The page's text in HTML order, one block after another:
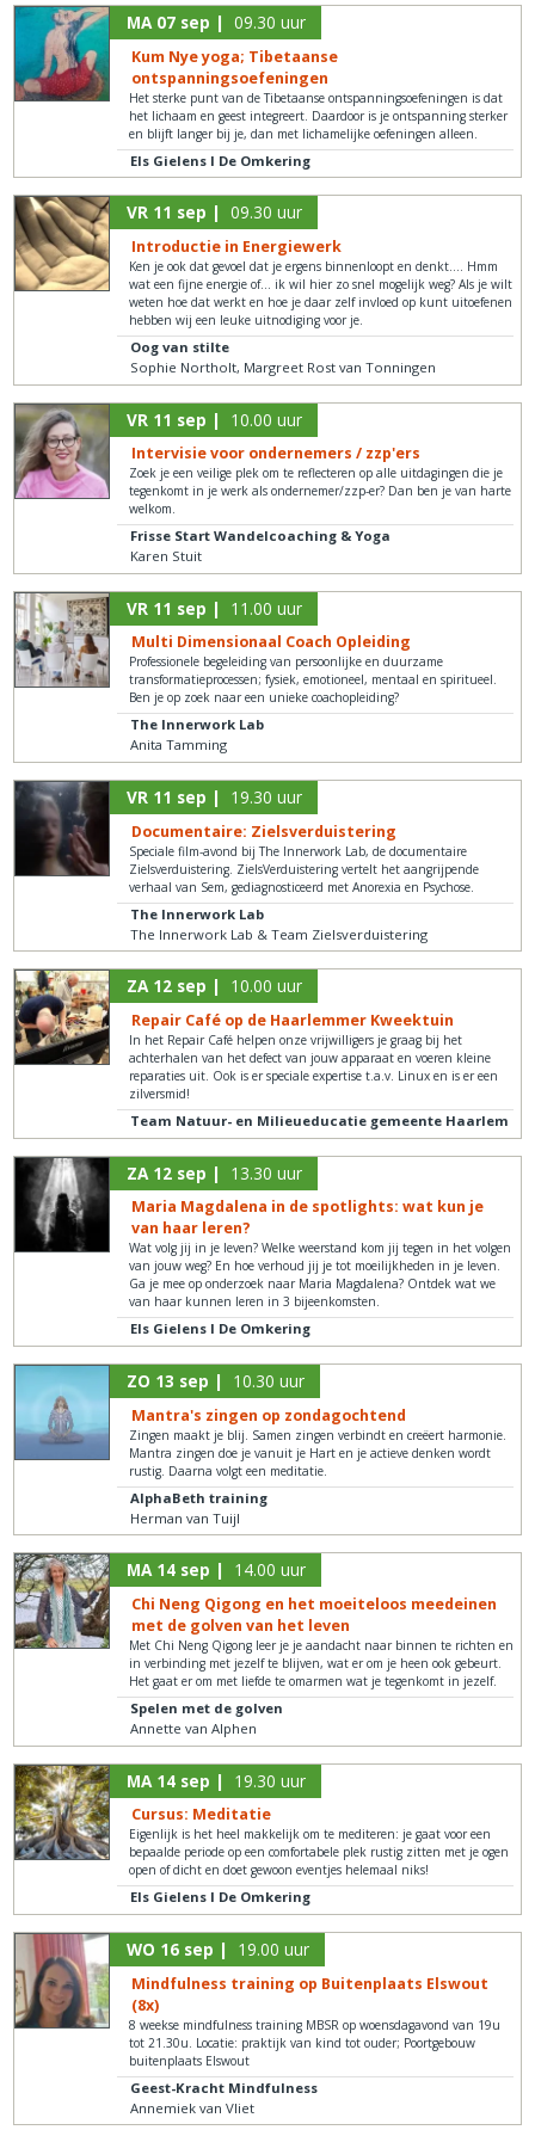
MA 07 sep | 09.30 uur
Kum Nye yoga; Tibetaanse
ontspanningsoefeningen
Het sterke punt van de Tibetaanse ontspanningsoefeningen is dat
het lichaam en geest integreert. Daardoor is je ontspanning sterker
en blijft langer bij je, dan met lichamelijke oefeningen alleen.
Els Gielens I De Omkering
VR 11 sep | 09.30 uur
Introductie in Energiewerk
Ken je ook dat gevoel dat je ergens binnenloopt en denkt…. Hmm
wat een fijne energie of… ik wil hier zo snel mogelijk weg? Als je wilt
weten hoe dat werkt en hoe je daar zelf invloed op kunt uitoefenen
hebben wij een leuke uitnodiging voor je.
Oog van stilte
Sophie Northolt, Margreet Rost van Tonningen
VR 11 sep | 10.00 uur
Intervisie voor ondernemers / zzp'ers
Zoek je een veilige plek om te reflecteren op alle uitdagingen die je
tegenkomt in je werk als ondernemer/zzp-er? Dan ben je van harte
welkom.
Frisse Start Wandelcoaching & Yoga
Karen Stuit
VR 11 sep | 11.00 uur
Multi Dimensionaal Coach Opleiding
Professionele begeleiding van persoonlijke en duurzame
transformatieprocessen; fysiek, emotioneel, mentaal en spiritueel.
Ben je op zoek naar een unieke coachopleiding?
The Innerwork Lab
Anita Tamming
VR 11 sep | 19.30 uur
Documentaire: Zielsverduistering
Speciale film-avond bij The Innerwork Lab, de documentaire
Zielsverduistering. ZielsVerduistering vertelt het aangrijpende
verhaal van Sem, gediagnosticeerd met Anorexia en Psychose.
The Innerwork Lab
The Innerwork Lab & Team Zielsverduistering
ZA 12 sep | 10.00 uur
Repair Café op de Haarlemmer Kweektuin
In het Repair Café helpen onze vrijwilligers je graag bij het
achterhalen van het defect van jouw apparaat en voeren kleine
reparaties uit. Ook is er speciale expertise t.a.v. Linux en is er een
zilversmid!
Team Natuur- en Milieueducatie gemeente Haarlem
ZA 12 sep | 13.30 uur
Maria Magdalena in de spotlights: wat kun je
van haar leren?
Wat volg jij in je leven? Welke weerstand kom jij tegen in het volgen
van jouw weg? En hoe verhoud jij je tot moeilijkheden in je leven.
Ga je mee op onderzoek naar Maria Magdalena? Ontdek wat we
van haar kunnen leren in 3 bijeenkomsten.
Els Gielens I De Omkering
ZO 13 sep | 10.30 uur
Mantra's zingen op zondagochtend
Zingen maakt je blij. Samen zingen verbindt en creëert harmonie.
Mantra zingen doe je vanuit je Hart en je actieve denken wordt
rustig. Daarna volgt een meditatie.
AlphaBeth training
Herman van Tuijl
MA 14 sep | 14.00 uur
Chi Neng Qigong en het moeiteloos meedeinen
met de golven van het leven
Met Chi Neng Qigong leer je je aandacht naar binnen te richten en
in verbinding met jezelf te blijven, wat er om je heen ook gebeurt.
Het gaat er om met liefde te omarmen wat je tegenkomt in jezelf.
Spelen met de golven
Annette van Alphen
MA 14 sep | 19.30 uur
Cursus: Meditatie
Eigenlijk is het heel makkelijk om te mediteren: je gaat voor een
bepaalde periode op een comfortabele plek rustig zitten met je ogen
open of dicht en doet gewoon eventjes helemaal niks!
Els Gielens I De Omkering
WO 16 sep | 19.00 uur
Mindfulness training op Buitenplaats Elswout
(8x)
8 weekse mindfulness training MBSR op woensdagavond van 19u
tot 21.30u. Locatie: praktijk van kind tot ouder; Poortgebouw
buitenplaats Elswout
Geest-Kracht Mindfulness
Annemiek van Vliet